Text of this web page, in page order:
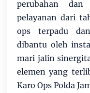
perubahan
pelayanan dari
ops terpadu
dibantu oleh
mari jalin
elemen yang
Karo Ops Polda